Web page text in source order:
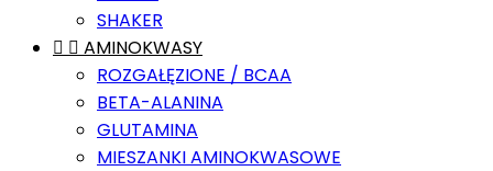
SHAKER
  AMINOKWASY
ROZGAŁĘZIONE / BCAA
BETA-ALANINA
GLUTAMINA
MIESZANKI AMINOKWASOWE